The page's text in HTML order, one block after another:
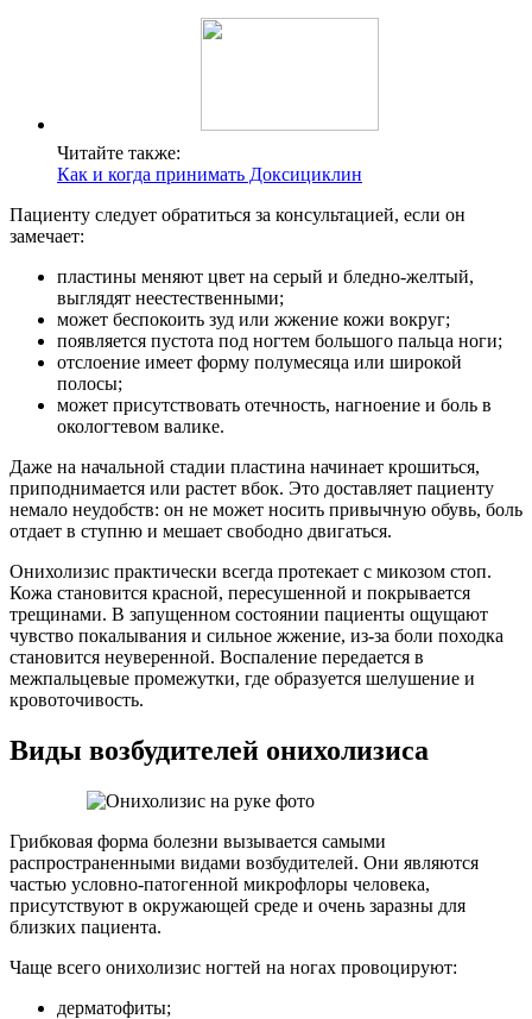
Читайте также:
Как и когда принимать Доксициклин
Пациенту следует обратиться за консультацией, если он
замечает:
пластины меняют цвет на серый и бледно-желтый,
выглядят неестественными;
может беспокоить зуд или жжение кожи вокруг;
появляется пустота под ногтем большого пальца ноги;
отслоение имеет форму полумесяца или широкой
полосы;
может присутствовать отечность, нагноение и боль в
окологтевом валике.
Даже на начальной стадии пластина начинает крошиться,
приподнимается или растет вбок. Это доставляет пациенту
немало неудобств: он не может носить привычную обувь, боль
отдает в ступню и мешает свободно двигаться.
Онихолизис практически всегда протекает с микозом стоп.
Кожа становится красной, пересушенной и покрывается
трещинами. В запущенном состоянии пациенты ощущают
чувство покалывания и сильное жжение, из-за боли походка
становится неуверенной. Воспаление передается в
межпальцевые промежутки, где образуется шелушение и
кровоточивость.
Виды возбудителей онихолизиса
Грибковая форма болезни вызывается самыми
распространенными видами возбудителей. Они являются
частью условно-патогенной микрофлоры человека,
присутствуют в окружающей среде и очень заразны для
близких пациента.
Чаще всего онихолизис ногтей на ногах провоцируют:
дерматофиты;